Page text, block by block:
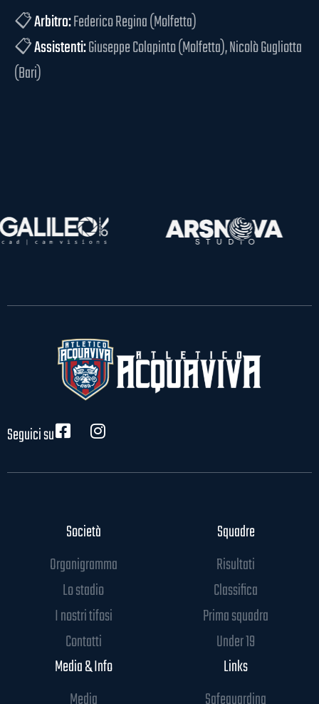
📋Arbitro:Federico Regina (Molfetta)
📋Assistenti:Giuseppe Colapinto (Molfetta), Nicolò Gugliotta
(Bari)
Seguici su
Società
Organigramma
Lo stadio
I nostri tifosi
Contatti
Squadre
Risultati
Classifica
Prima squadra
Under 19
Media & Info
Links